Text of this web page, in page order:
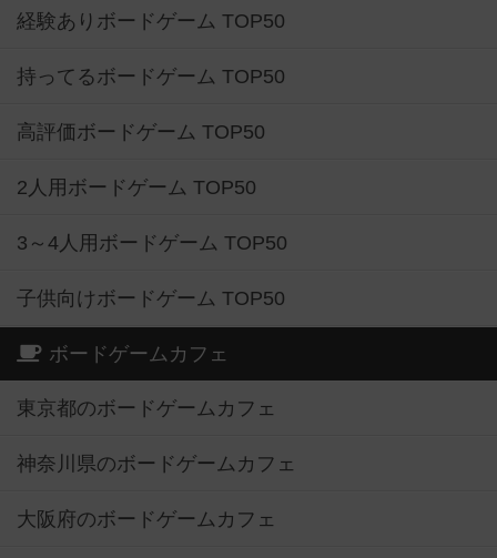
経験ありボードゲーム TOP50
持ってるボードゲーム TOP50
高評価ボードゲーム TOP50
2人用ボードゲーム TOP50
3～4人用ボードゲーム TOP50
子供向けボードゲーム TOP50
ボードゲームカフェ
東京都のボードゲームカフェ
神奈川県のボードゲームカフェ
大阪府のボードゲームカフェ